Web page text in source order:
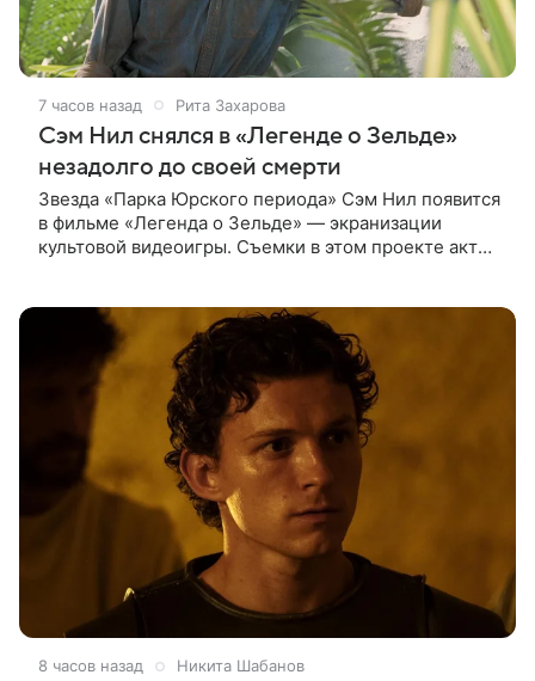
7 часов назад Рита Захарова
Сэм Нил снялся в «Легенде о Зельде»
незадолго до своей смерти
Звезда «Парка Юрского периода» Сэм Нил появится
в фильме «Легенда о Зельде» — экранизации
культовой видеоигры. Съемки в этом проекте актер
8 часов назад Никита Шабанов